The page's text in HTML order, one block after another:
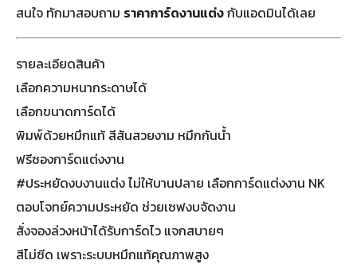
สนใจ ทักมาสอบถาม ราคาการ์ดงานแต่งกับแอดมินได้เลย
รายละเอียดสินค้า
เลือกความหนากระดาษได้
เลือกขนาดการ์ดได้
พิมพ์ด้วยหมึกแท้ สีสันสวยงาม หมึกกันน้ำ
ฟรีซองการ์ดแต่งงาน
#ประหยัดงบงานแต่ง ไม่ให้บานปลาย เลือกการ์ดแต่งงาน NK
ตอบโจทย์ความประหยัด ช่วยเซฟงบจัดงาน
สั่งจองล่วงหน้าได้รับการ์ดไว แจกสบายๆ
สีไม่ซีด เพราะระบบหมึกแท้คุณภาพสูง